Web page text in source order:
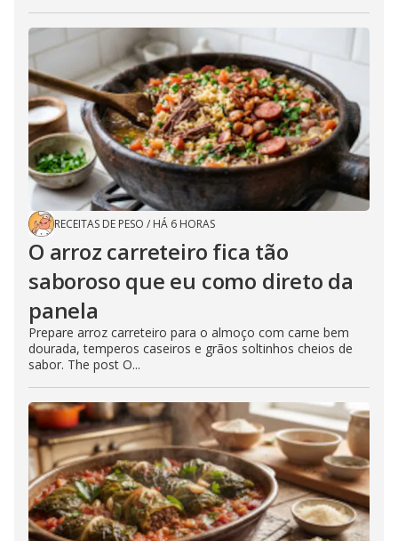
RECEITAS DE PESO / HÁ 6 HORAS
O arroz carreteiro fica tão
saboroso que eu como direto da
panela
Prepare arroz carreteiro para o almoço com carne bem
dourada, temperos caseiros e grãos soltinhos cheios de
sabor. The post O...